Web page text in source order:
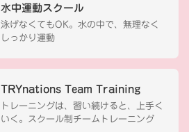
水中運動スクール
泳げなくてもOK。水の中で、無理なく
しっかり運動
TRYnations Team Training
トレーニングは、習い続けると、上手く
いく。スクール制チームトレーニング